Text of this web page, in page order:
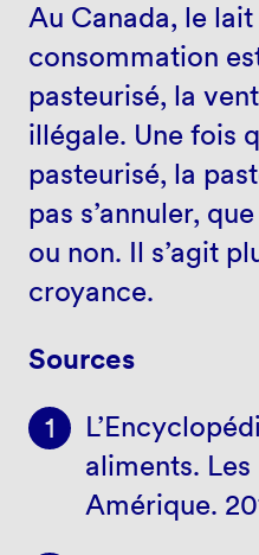
Au Canada, le
consommation
pasteurisé, la
illégale. Une fois
pasteurisé, la
pas s’annuler,
ou non. Il s’agit
croyance.
Sources
aliments.
Amérique.